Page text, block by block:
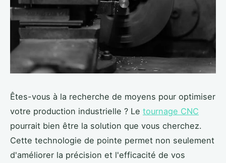
Êtes-vous à la recherche de moyens pour optimiser
votre production industrielle ? Le tournage CNC
pourrait bien être la solution que vous cherchez.
Cette technologie de pointe permet non seulement
d'améliorer la précision et l'efficacité de vos